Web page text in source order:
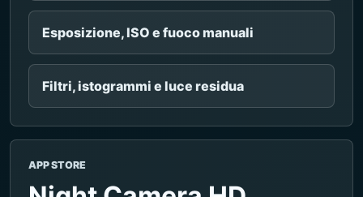
Esposizione, ISO e fuoco manuali
Filtri, istogrammi e luce residua
APP STORE